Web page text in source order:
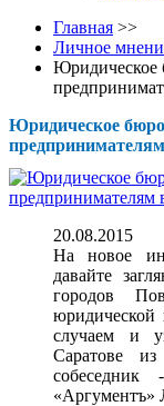
Главная >>
Личное
Юридическое
Юридическое
предпринимателям
20.08.2015
На новое
давайте
городов
юридической
случаем и
Саратове
«Аргументъ»